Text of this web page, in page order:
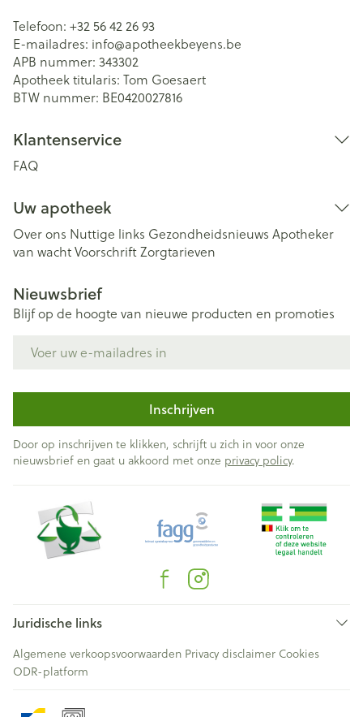
Telefoon: +32 56 42 26 93
E-mailadres: info@apotheekbeyens.be
APB nummer: 343302
Apotheek titularis: Tom Goesaert
BTW nummer: BE0420027816
Klantenservice
FAQ
Uw apotheek
Over ons Nuttige links Gezondheidsnieuws Apotheker
van wachtVoorschriftZorgtarieven
Nieuwsbrief
Blijf op de hoogte van nieuwe producten en promoties
Inschrijven
Door op inschrijven te klikken, schrijft u zich in voor onze
nieuwsbrief en gaat u akkoord met onze privacy policy.
Juridische links
Algemene verkoopsvoorwaarden Privacy disclaimer Cookies
ODR-platform